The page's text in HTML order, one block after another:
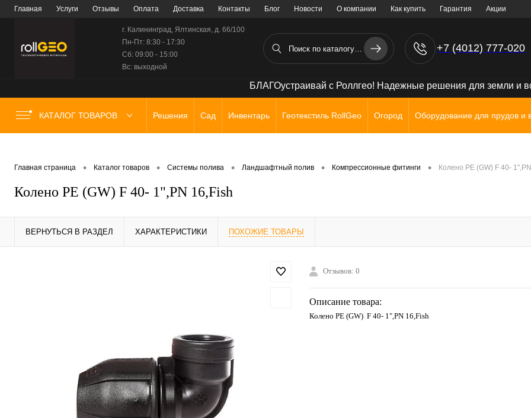
Главная Услуги Отзывы Оплата Доставка Контакты Блог Новости О компании Как купить Гарантия Акции
г. Калининград, Ялтинская, д. 66/100
Пн-Пт: 8:30 - 17:30
Сб: 09:00 - 15:00
Вс: выходной
+7 (4012) 777-020
БЛАГОустраивай с Роллгео! Надежные решения для земли и
КАТАЛОГ ТОВАРОВ Решения Сад Инвентарь Геотекстиль RollGeo Огород Оборудование для прудов и
Главная страница • Каталог товаров • Системы полива • Ландшафтный полив • Компрессионные фитинги • Колено PE (GW) F 40-
Колено PE (GW) F 40- 1",PN 16,Fish
ВЕРНУТЬСЯ В РАЗДЕЛ ХАРАКТЕРИСТИКИ ПОХОЖИЕ ТОВАРЫ
Отзывов: 0
Описание товара:
Колено PE (GW) F 40- 1",PN 16,Fish